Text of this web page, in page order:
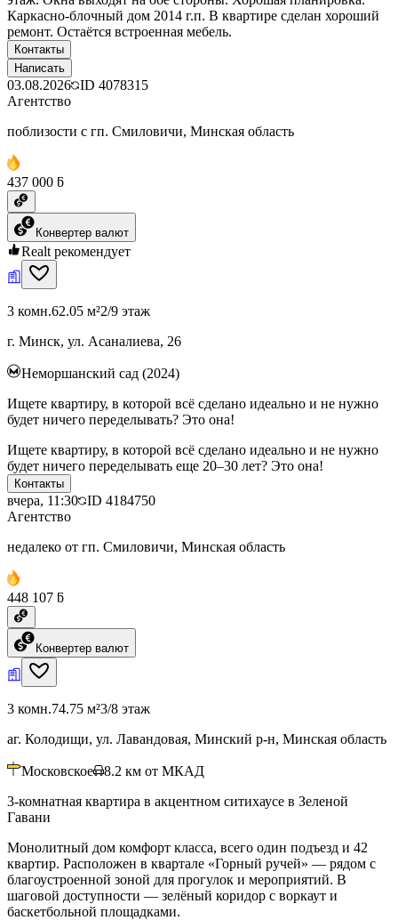
Каркасно-блочный дом 2014 г.п. В квартире сделан хороший
ремонт. Остаётся встроенная мебель.
Контакты
Написать
03.08.2026 ID 4078315
Агентство
поблизости с гп. Смиловичи, Минская область
437 000 ƃ
Конвертер валют
Realt рекомендует
3 комн.62.05 м²2/9 этаж
г. Минск, ул. Асаналиева, 26
Неморшанский сад (2024)
Ищете квартиру, в которой всё сделано идеально и не нужно
будет ничего переделывать? Это она!
Ищете квартиру, в которой всё сделано идеально и не нужно
будет ничего переделывать еще 20–30 лет? Это она!
Контакты
вчера, 11:30 ID 4184750
Агентство
недалеко от гп. Смиловичи, Минская область
448 107 ƃ
Конвертер валют
3 комн.74.75 м²3/8 этаж
аг. Колодищи, ул. Лавандовая, Минский р-н, Минская область
Московское 8.2 км от МКАД
3-комнатная квартира в акцентном ситихаусе в Зеленой
Гавани
Монолитный дом комфорт класса, всего один подъезд и 42
квартир. Расположен в квартале «Горный ручей» — рядом с
благоустроенной зоной для прогулок и мероприятий. В
шаговой доступности — зелёный коридор с воркаут и
баскетбольной площадками.